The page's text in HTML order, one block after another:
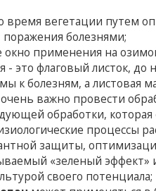
время вегетации путем
болезнями;
применения на
это флаговый листок, до
к болезням, а листовая
важно провести
обработки,
процессы
защиты,
«зеленый эффект»
своего потенциала;